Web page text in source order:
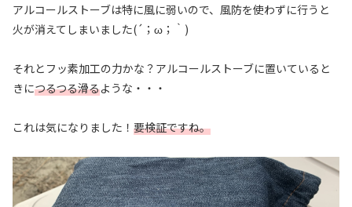
アルコールストーブは特に風に弱いので、風防を使わずに行うと
火が消えてしまいました(´；ω；｀)
それとフッ素加工の力かな？アルコールストーブに置いていると
きにつるつる滑るような・・・
これは気になりました！ 要検証ですね。